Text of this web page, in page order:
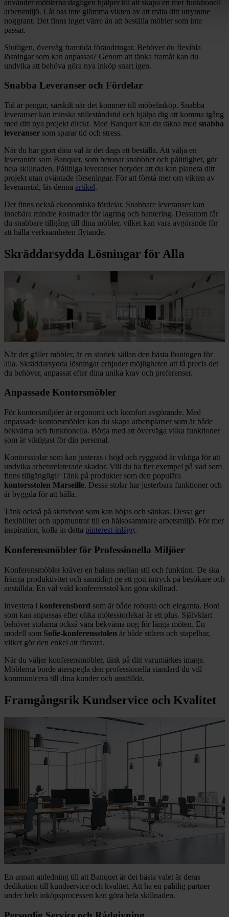
använder möblerna dagligen hjälper till att skapa en mer funktionell
arbetsmiljö. Låt oss inte glömma vikten av att mäta ditt utrymme
noggrant. Det finns inget värre än att beställa möbler som inte
passar.
Slutligen, överväg framtida förändringar. Behöver du flexibla
lösningar som kan anpassas? Genom att tänka framåt kan du
undvika att behöva göra nya inköp snart igen.
Snabba Leveranser och Fördelar
Tid är pengar, särskilt när det kommer till möbelinköp. Snabba
leveranser kan minska stilleståndstid och hjälpa dig att komma igång
med ditt nya projekt direkt. Med Banquet kan du räkna med snabba
leveranser som sparar tid och stress.
När du har gjort dina val är det dags att beställa. Att välja en
leverantör som Banquet, som betonar snabbhet och pålitlighet, gör
hela skillnaden. Pålitliga leveranser betyder att du kan planera ditt
projekt utan oväntade förseningar. För att förstå mer om vikten av
leveranstid, läs denna artikel.
Det finns också ekonomiska fördelar. Snabbare leveranser kan
innebära mindre kostnader för lagring och hantering. Dessutom får
du snabbare tillgång till dina möbler, vilket kan vara avgörande för
att hålla verksamheten flytande.
Skräddarsydda Lösningar för Alla
När det gäller möbler, är en storlek sällan den bästa lösningen för
alla. Skräddarsydda lösningar erbjuder möjligheten att få precis det
du behöver, anpassat efter dina unika krav och preferenser.
Anpassade Kontorsmöbler
För kontorsmiljöer är ergonomi och komfort avgörande. Med
anpassade kontorsmöbler kan du skapa arbetsplatser som är både
bekväma och funktionella. Börja med att överväga vilka funktioner
som är viktigast för din personal.
Kontorsstolar som kan justeras i höjd och ryggstöd är viktiga för att
undvika arbetsrelaterade skador. Vill du ha fler exempel på vad som
finns tillgängligt? Tänk på produkter som den populära
kontorsstolen Marseille. Dessa stolar har justerbara funktioner och
är byggda för att hålla.
Tänk också på skrivbord som kan höjas och sänkas. Dessa ger
flexibilitet och uppmuntrar till en hälsosammare arbetsmiljö. För mer
inspiration, kolla in detta pinterest-inlägg.
Konferensmöbler för Professionella Miljöer
Konferensmöbler kräver en balans mellan stil och funktion. De ska
främja produktivitet och samtidigt ge ett gott intryck på besökare och
anställda. En väl vald konferensstol kan göra skillnad.
Investera i konferensbord som är både robusta och eleganta. Bord
som kan anpassas efter olika mötesstorlekar är ett plus. Självklart
behöver stolarna också vara bekväma nog för långa möten. En
modell som Sofie-konferensstolen är både stilren och stapelbar,
vilket gör den enkel att förvara.
När du väljer konferensmöbler, tänk på ditt varumärkes image.
Möblerna borde återspegla den professionella standard du vill
kommunicera till dina kunder och anställda.
Framgångsrik Kundservice och Kvalitet
En annan anledning till att Banquet är det bästa valet är deras
dedikation till kundservice och kvalitet. Att ha en pålitlig partner
under hela inköpsprocessen kan göra hela skillnaden.